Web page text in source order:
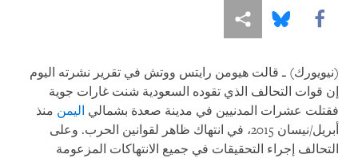
Share this via Facebook
Share this via Bluesky
Share this via مشاركة
(نيويورك) ـ قالت هيومن رايتس ووتش في تقرير نشرته اليوم
إن قوات التحالف الذي تقوده السعودية شنت غارات جوية
فقتلت عشرات المدنيين في مدينة صعدة بشمالي اليمن منذ
أبريل/نيسان 2015، في انتهاك ظاهر لقوانين الحرب. وعلى
التحالف إجراء التحقيقات في جميع الانتهاكات المزعومة